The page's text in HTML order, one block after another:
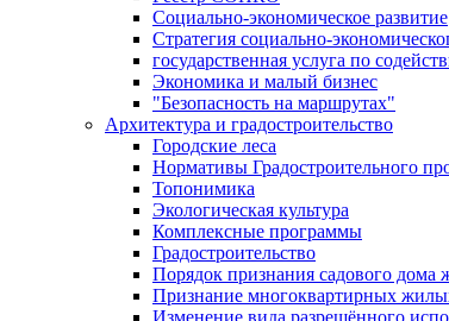
Социально-экономическое развитие
Стратегия социально-
государственная услуга по
Экономика и малый бизнес
"Безопасность на маршрутах"
Архитектура и градостроительство
Городские леса
Нормативы Градостроительного
Топонимика
Экологическая культура
Комплексные программы
Градостроительство
Порядок признания садового
Признание многоквартирных
Изменение вида разрешённого